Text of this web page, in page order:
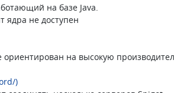
на базе Java.
ядра не доступен
на высокую
)